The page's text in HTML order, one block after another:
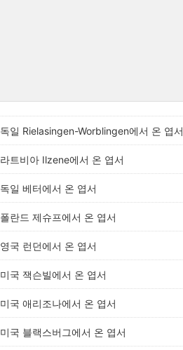
독일 Rielasingen-Worblingen에서 온 엽서
라트비아 Ilzene에서 온 엽서
독일 베터에서 온 엽서
폴란드 제슈프에서 온 엽서
영국 런던에서 온 엽서
미국 잭슨빌에서 온 엽서
미국 애리조나에서 온 엽서
미국 블랙스버그에서 온 엽서